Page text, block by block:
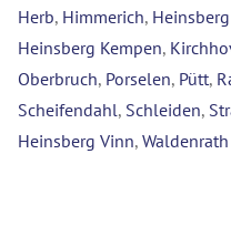
Herb, Himmerich,
Heinsberg Kempen,
Oberbruch, Porselen, Pütt,
Scheifendahl, Schleiden,
Heinsberg Vinn, Waldenrath